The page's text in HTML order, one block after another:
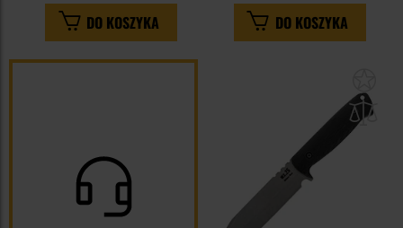
DO KOSZYKA DO KOSZYKA